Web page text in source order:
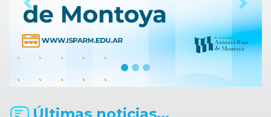
Previous Next